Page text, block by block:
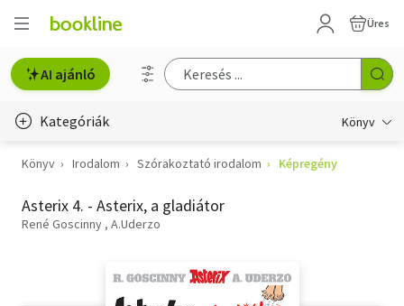
Üres
AI ajánló
Kategóriák Könyv
Életmód, egészség
Erotika
Hobbi, szabadidő
Könyv Irodalom Szórakoztató irodalom Képregény
Asterix 4. - Asterix, a gladiátor
René Goscinny A.Uderzo